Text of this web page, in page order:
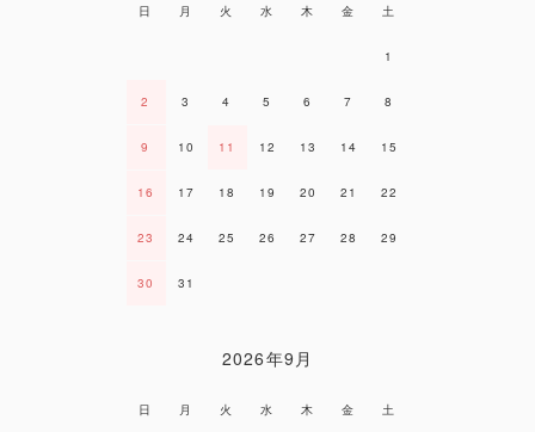
日 月 火 水 木 金 土
1
2 3 4 5 6 7 8
9 10 11 12 13 14 15
16 17 18 19 20 21 22
23 24 25 26 27 28 29
30 31
2026年9月
日 月 火 水 木 金 土